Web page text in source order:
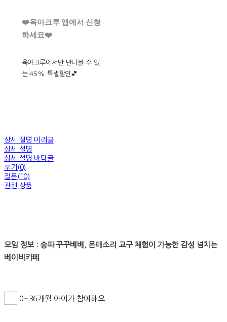
❤️육아크루 앱에서 신청
하세요❤️
육아크루에서만 만나볼 수 있
는 45% 특별할인💕
상세 설명 머리글
상세 설명
상세 설명 바닥글
후기(0)
질문(10)
관련 상품
모임 정보 : 송파 꾸꾸베베, 몬테소리 교구 체험이 가능한 감성 넘치는
베이비카페
0~36개월 아이가 참여해요.